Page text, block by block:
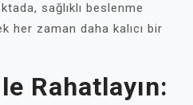
sağlıklı beslenme
her zaman daha kalıcı bir
Rahatlayın: